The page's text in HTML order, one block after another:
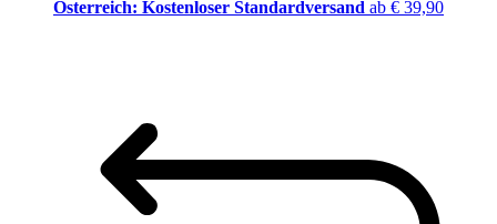
Österreich: Kostenloser Standardversand ab € 39,90